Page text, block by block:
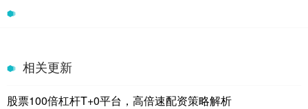
相关更新
股票100倍杠杆T+0平台，高倍速配资策略解析